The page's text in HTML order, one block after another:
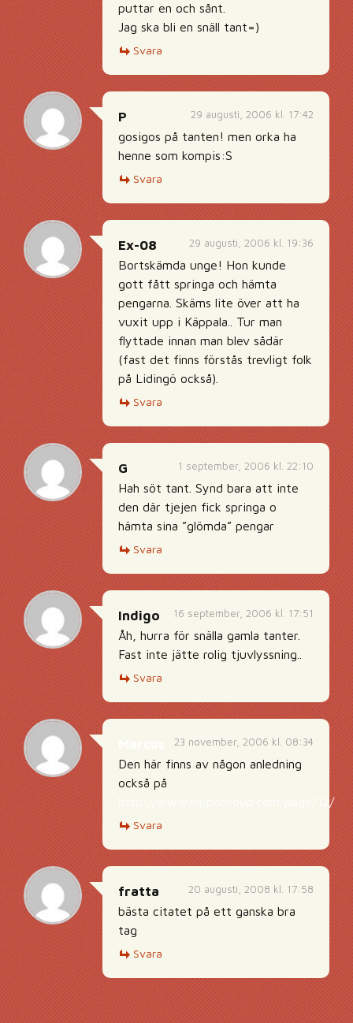
puttar en och sånt.
Jag ska bli en snäll tant=)
Svara
29 augusti, 2006 kl. 17:42
P
gosigos på tanten! men orka ha
henne som kompis:S
Svara
29 augusti, 2006 kl. 19:36
Ex-08
Bortskämda unge! Hon kunde
gott fått springa och hämta
pengarna. Skäms lite över att ha
vuxit upp i Käppala.. Tur man
flyttade innan man blev sådär
(fast det finns förstås trevligt folk
på Lidingö också).
Svara
1 september, 2006 kl. 22:10
G
Hah söt tant. Synd bara att inte
den där tjejen fick springa o
hämta sina ”glömda” pengar
Svara
16 september, 2006 kl. 17:51
Indigo
Åh, hurra för snälla gamla tanter.
Fast inte jätte rolig tjuvlyssning..
Svara
23 november, 2006 kl. 08:34
Den här finns av någon anledning
också på
http://www.nipponsoup.com/page/12/
Svara
20 augusti, 2008 kl. 17:58
fratta
bästa citatet på ett ganska bra
tag
Svara